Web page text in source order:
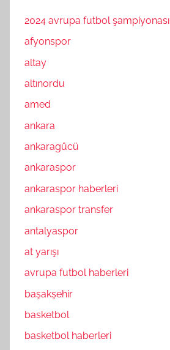
2024 avrupa futbol şampiyonası
afyonspor
altay
altınordu
amed
ankara
ankaragücü
ankaraspor
ankaraspor haberleri
ankaraspor transfer
antalyaspor
at yarışı
avrupa futbol haberleri
başakşehir
basketbol
basketbol haberleri